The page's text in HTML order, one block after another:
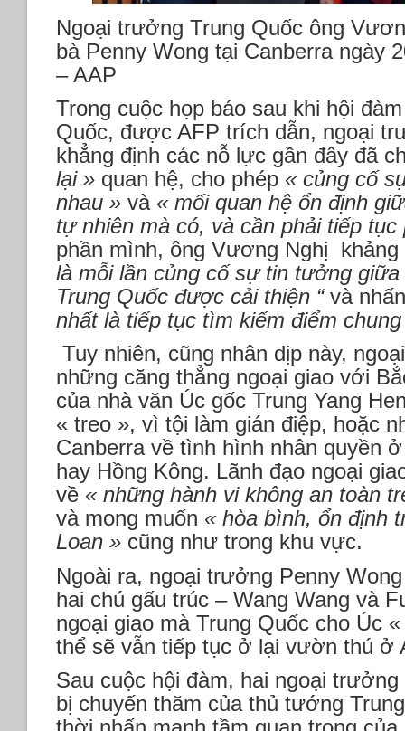
Ngoại trưởng Trung Quốc ông
bà Penny Wong tại Canberra ngày
– AAP
Trong cuộc họp báo sau khi hội
Quốc, được AFP trích dẫn, ngoại
khẳng định các nỗ lực gần đây đã
lại » quan hệ, cho phép « củng cố
nhau » và « mối quan hệ ổn định
tự nhiên mà có, và cần phải tiếp
phần mình, ông Vương Nghị
là mỗi lần củng cố sự tin tưởng
Trung Quốc được cải thiện “và
nhất là tiếp tục tìm kiếm điểm
Tuy nhiên, cũng nhân dịp này,
những căng thẳng ngoại giao với
của nhà văn Úc gốc Trung Yang
« treo », vì tội làm gián điệp, hoặc
Canberra về tình hình nhân quyền
hay Hồng Kông. Lãnh đạo ngoại
về « những hành vi không an toàn
và mong muốn « hòa bình, ổn định
Loan » cũng như trong khu vực.
Ngoài ra, ngoại trưởng Penny
hai chú gấu trúc – Wang Wang và
ngoại giao mà Trung Quốc cho Úc
thể sẽ vẫn tiếp tục ở lại vườn thú ở
Sau cuộc hội đàm, hai ngoại
bị chuyến thăm của thủ tướng